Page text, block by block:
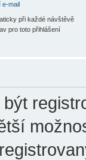
e-mail
při každé návštěvě
pro toto přihlášení